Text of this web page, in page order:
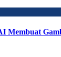
Membuat